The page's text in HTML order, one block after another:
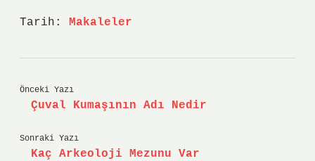
Tarih: Makaleler
Önceki Yazı
Çuval Kumaşının Adı Nedir
Sonraki Yazı
Kaç Arkeoloji Mezunu Var